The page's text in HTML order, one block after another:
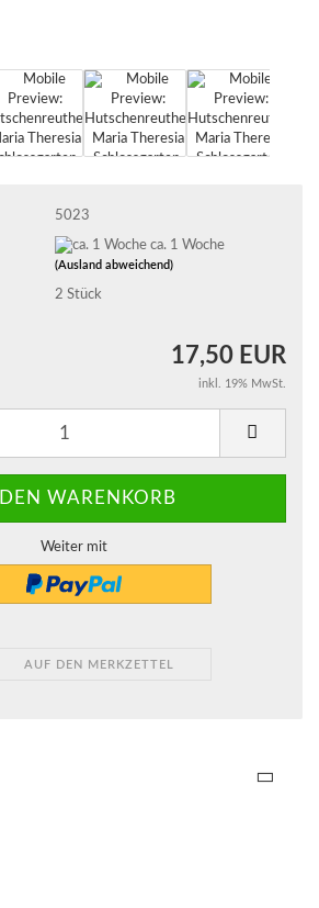
5023
ca. 1 Woche
(Ausland abweichend)
2 Stück
17,50 EUR
inkl. 19% MwSt.
Weiter mit
AUF DEN MERKZETTEL